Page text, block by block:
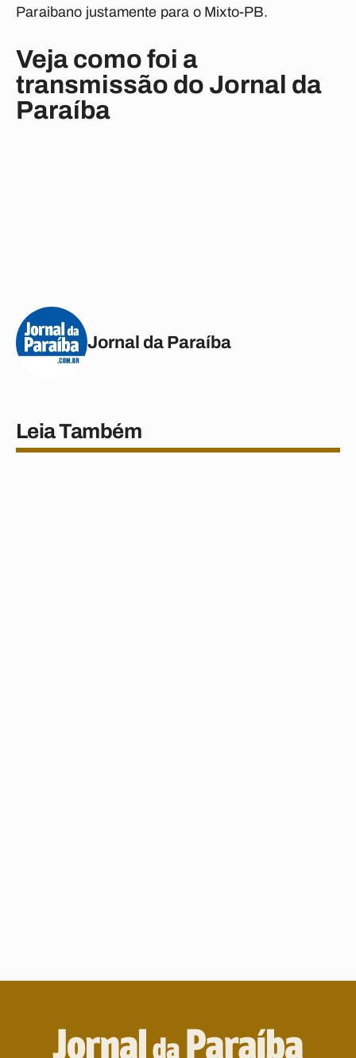
Paraibano justamente para o Mixto-PB.
Veja como foi a
transmissão do Jornal da
Paraíba
Jornal da Paraíba
Leia Também